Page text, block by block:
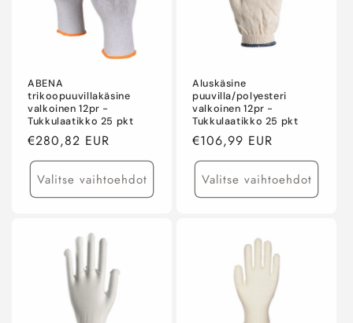
ABENA
trikoopuuvillakäsine
valkoinen 12pr -
Tukkulaatikko 25 pkt
Normaalihinta
€280,82 EUR
Valitse vaihtoehdot
Aluskäsine
puuvilla/polyesteri
valkoinen 12pr -
Tukkulaatikko 25 pkt
Normaalihinta
€106,99 EUR
Valitse vaihtoehdot